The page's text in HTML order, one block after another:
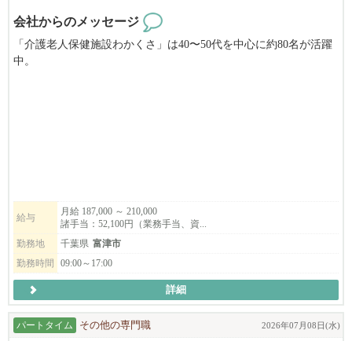
会社からのメッセージ
「介護老人保健施設わかくさ」は40〜50代を中心に約80名が活躍
中。
給与
月給 187,000 ～ 210,000
諸手当：52,100円（業務手当、資...
勤務地
千葉県 富津市
勤務時間
09:00～17:00
詳細
パートタイム その他の専門職 2026年07月08日(水)